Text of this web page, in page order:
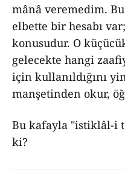
mânâ veremedim.
elbette bir hesabı
konusudur. O
gelecekte hangi
için kullanıldığını
manşetinden okur,
Bu kafayla "istiklâl-i
ki?